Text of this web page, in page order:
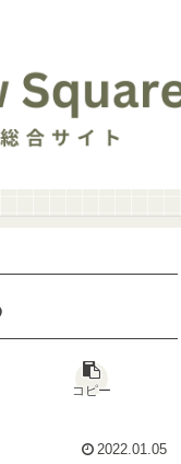
コピー
2022.01.05